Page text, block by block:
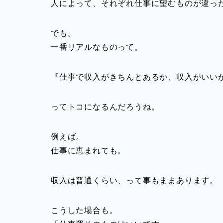
人によって、それぞれ仕事に望むものが違っ
でも。
一番リアルなものって。
『仕事で収入がきちんとあるか、収入がいい
ってトコになるんだろうね。
例えば。
仕事に恵まれても。
収入は普通くらい、って事もままあります。
こうした場合も。